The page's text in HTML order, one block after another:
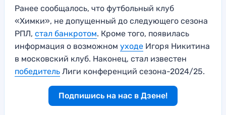
Ранее сообщалось, что футбольный клуб
«Химки», не допущенный до следующего сезона
РПЛ, стал банкротом. Кроме того, появилась
информация о возможном уходе Игоря Никитина
в московский клуб. Наконец, стал известен
победитель Лиги конференций сезона-2024/25.
Подпишись на нас в Дзене!